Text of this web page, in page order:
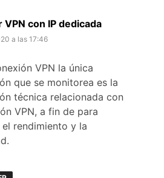
con IP dedicada
a las 17:46
VPN la única
que se monitorea es la
técnica relacionada con
VPN, a fin de para
el rendimiento y la